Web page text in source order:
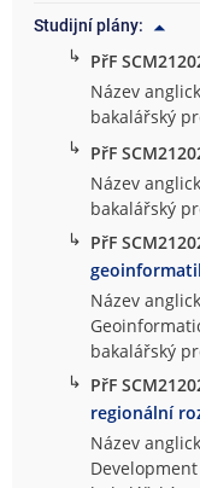
Studijní plány:
↳ PřF
Název
bakalářský
↳ PřF
Název
bakalářský
↳ PřF
Název
bakalářský
↳ PřF
regionální
Název
Development